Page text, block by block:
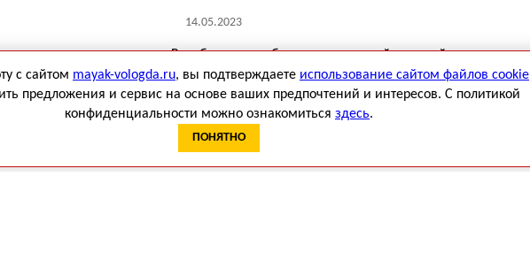
14.05.2023
Возобновлены сборы по начальной военной подготовке:
занятия по тактике ведения боя и огневой подготовке,
оказанию первой медицинской помощи в «красной» зоне,
инженерной подготовке.
ЧИТАТЬ ДАЛЕЕ
с сайтом mayak-vologda.ru, вы подтверждаете использование сайтом файлов cookie
предложения и сервис на основе ваших предпочтений и интересов. С политикой
конфиденциальности можно ознакомиться здесь.
ПОНЯТНО